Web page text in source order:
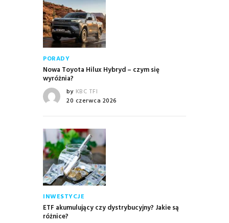
PORADY
Nowa Toyota Hilux Hybryd – czym się
wyróżnia?
by KBC TFI
20 czerwca 2026
INWESTYCJE
ETF akumulujący czy dystrybucyjny? Jakie są
różnice?